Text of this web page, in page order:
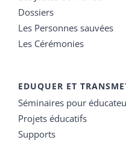
Dossiers
Les Personnes sauvées
Les Cérémonies
EDUQUER ET
Séminaires pour
Projets éducatifs
Supports